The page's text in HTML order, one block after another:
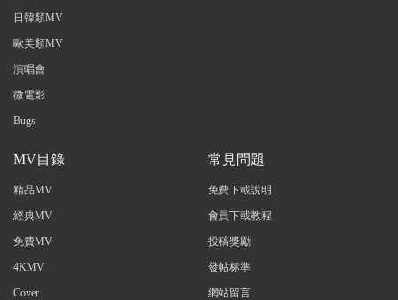
日韓類MV
歐美類MV
演唱會
微電影
Bugs
MV目錄
精品MV
經典MV
免費MV
4KMV
Cover
常見問題
免費下載說明
會員下載教程
投稿獎勵
發帖标準
網站留言